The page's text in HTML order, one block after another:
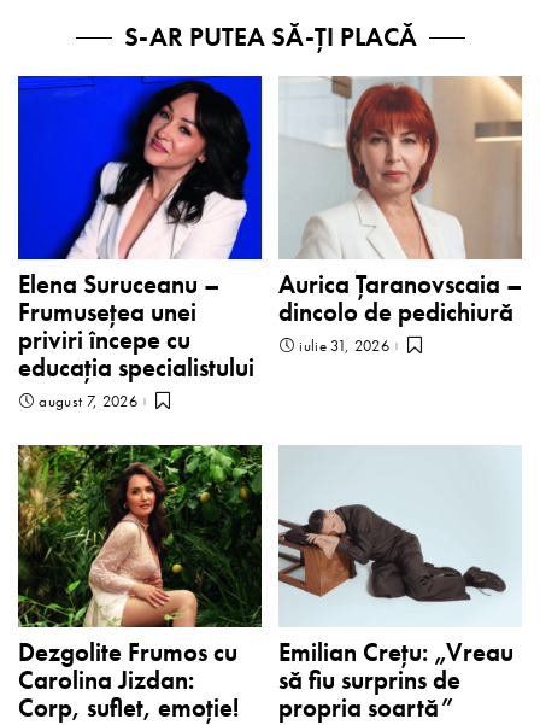
S-AR PUTEA SĂ-ȚI PLACĂ
Elena Suruceanu –
Frumusețea unei
priviri începe cu
educația specialistului
august 7, 2026
Aurica Țaranovscaia –
dincolo de pedichiură
iulie 31, 2026
Dezgolite Frumos cu
Carolina Jizdan:
Corp, suflet, emoție!
Emilian Crețu: „Vreau
să fiu surprins de
propria soartă”